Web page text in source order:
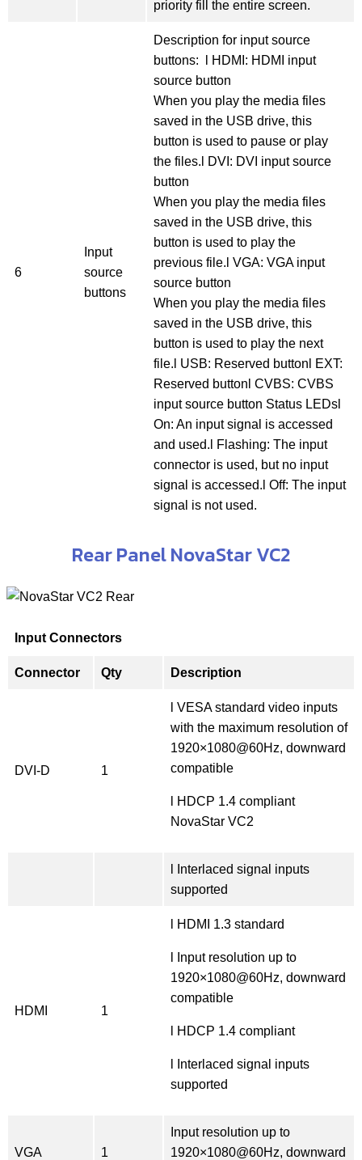
priority fill the entire screen.
6
Input
source
buttons
Description for input source
buttons: l HDMI: HDMI input
source button
When you play the media files
saved in the USB drive, this
button is used to pause or play
the files.l DVI: DVI input source
button
When you play the media files
saved in the USB drive, this
button is used to play the
previous file.l VGA: VGA input
source button
When you play the media files
saved in the USB drive, this
button is used to play the next
file.l USB: Reserved buttonl EXT:
Reserved buttonl CVBS: CVBS
input source button Status LEDsl
On: An input signal is accessed
and used.l Flashing: The input
connector is used, but no input
signal is accessed.l Off: The input
signal is not used.
Rear Panel NovaStar VC2
Input Connectors
Connector Qty Description
DVI-D 1
l VESA standard video inputs
with the maximum resolution of
1920×1080@60Hz, downward
compatible
l HDCP 1.4 compliant
NovaStar VC2
l Interlaced signal inputs
supported
HDMI 1
l HDMI 1.3 standard
l Input resolution up to
1920×1080@60Hz, downward
compatible
l HDCP 1.4 compliant
l Interlaced signal inputs
supported
VGA 1
Input resolution up to
1920×1080@60Hz, downward